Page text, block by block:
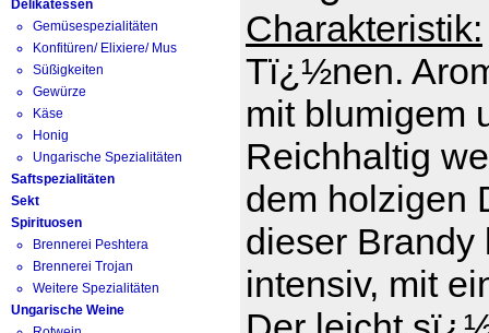
Delikatessen
Gemüsespezialitäten
Konfitüren/ Elixiere/ Mus
Süßigkeiten
Gewürze
Käse
Honig
Ungarische Spezialitäten
Saftspezialitäten
Sekt
Spirituosen
Brennerei Peshtera
Brennerei Trojan
Weitere Spezialitäten
Ungarische Weine
Charakteristik:
Tï¿½nen.
mit blumigem
Reichhaltig
dem holzigen
dieser
intensiv, mit